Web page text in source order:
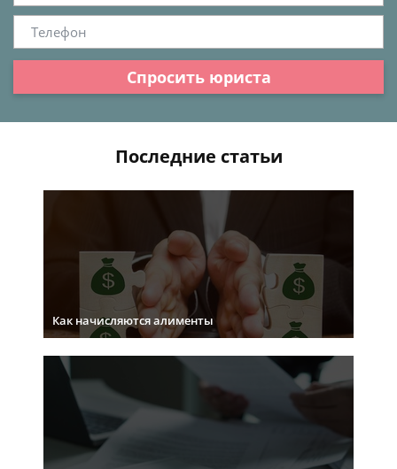
Спросить юриста
Последние статьи
Как начисляются алименты